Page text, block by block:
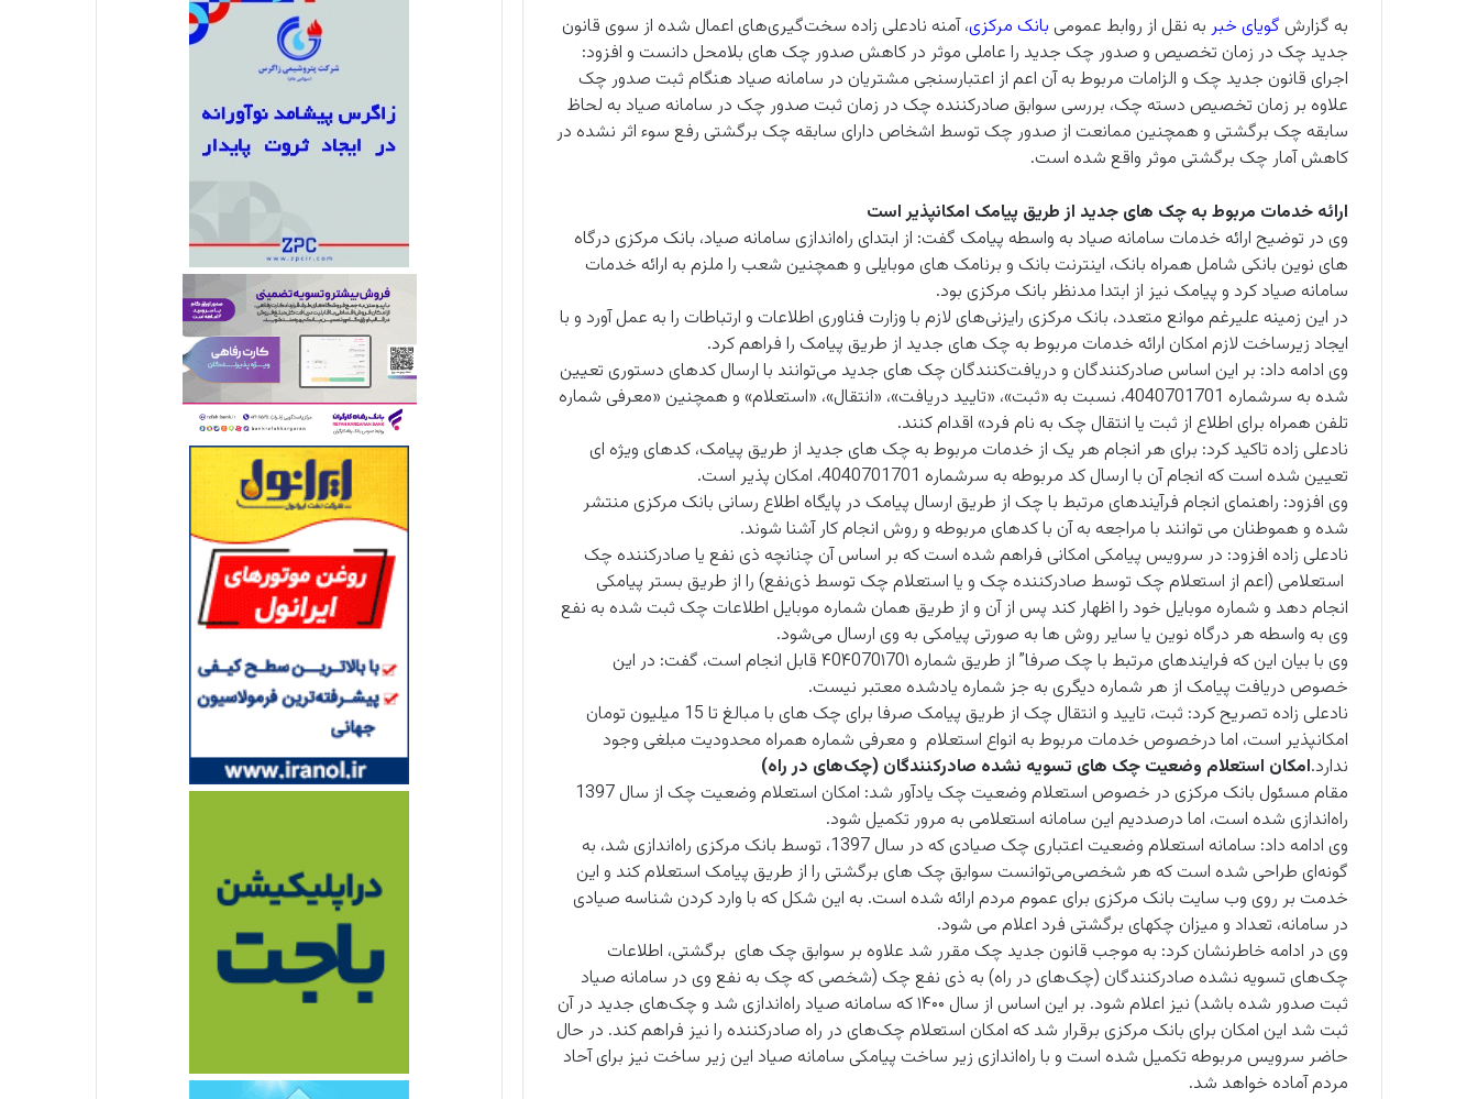
به گزارش گویای خبر به نقل از روابط عمومی بانک مرکزی، آمنه نادعلی زاده سخت‌گیری‌های اعمال شده از سوی قانون
جدید چک در زمان تخصیص و صدور چک جدید را عاملی موثر در کاهش صدور چک های بلامحل دانست و افزود:
اجرای قانون جدید چک و الزامات مربوط به آن اعم از اعتبارسنجی مشتریان در سامانه صیاد هنگام ثبت صدور چک
علاوه بر زمان تخصیص دسته چک، بررسی سوابق صادرکننده چک در زمان ثبت صدور چک در سامانه صیاد به لحاظ
سابقه چک برگشتی و همچنین ممانعت از صدور چک توسط اشخاص دارای سابقه چک برگشتی رفع سوء اثر نشده در
کاهش آمار چک برگشتی موثر واقع شده است.
ارائه خدمات مربوط به چک های جدید از طریق پیامک امکانپذیر است
وی در توضیح ارائه خدمات سامانه صیاد به واسطه پیامک گفت: از ابتدای راه‌اندازی سامانه صیاد، بانک مرکزی درگاه
های نوین بانکی شامل همراه بانک، اینترنت بانک و برنامک های موبایلی و همچنین شعب را ملزم به ارائه خدمات
سامانه صیاد کرد و پیامک نیز از ابتدا مدنظر بانک مرکزی بود.
در این زمینه علیرغم موانع متعدد، بانک مرکزی رایزنی‌های لازم با وزارت فناوری اطلاعات و ارتباطات را به عمل آورد و با
ایجاد زیرساخت لازم امکان ارائه خدمات مربوط به چک های جدید از طریق پیامک را فراهم کرد.
وی ادامه داد: بر این اساس صادرکنندگان و دریافت‌کنندگان چک های جدید می‌توانند با ارسال کدهای دستوری تعیین
شده به سرشماره 4040701701، نسبت به «ثبت»، «تایید دریافت»، «انتقال»‌، «استعلام» و همچنین «معرفی شماره
تلفن همراه برای اطلاع از ثبت یا انتقال چک به نام فرد» اقدام کنند.
نادعلی زاده تاکید کرد: برای هر انجام هر یک از خدمات مربوط به چک های جدید از طریق پیامک، کدهای ویژه ای
تعیین شده است که انجام آن با ارسال کد مربوطه به سرشماره 4040701701، امکان پذیر است.
وی افزود: راهنمای انجام فرآیندهای مرتبط با چک از طریق ارسال پیامک در پایگاه اطلاع رسانی بانک مرکزی منتشر
شده و هموطنان می توانند با مراجعه به آن با کدهای مربوطه و روش انجام کار آشنا شوند.
نادعلی زاده افزود: در سرویس پیامکی امکانی فراهم شده است که بر اساس آن چنانچه ذی نفع یا صادرکننده چک
استعلامی (اعم از استعلام چک توسط صادرکننده چک و یا استعلام چک توسط ذی‌نفع) را از طریق بستر پیامکی
انجام ‌دهد و شماره موبایل خود را اظهار کند پس از آن و از طریق همان شماره موبایل اطلاعات چک ثبت شده به نفع
وی به واسطه هر درگاه نوین یا سایر روش ها به صورتی پیامکی به وی ارسال می‌شود.
وی با بیان این که فرایندهای مرتبط با چک صرفا” از طریق شماره ۴0۴070۱70۱ قابل انجام است، گفت: در این
خصوص دریافت پیامک از هر شماره دیگری به جز شماره یادشده معتبر نیست.
نادعلی زاده تصریح کرد: ثبت، تایید و انتقال چک از طریق پیامک صرفا برای چک های با مبالغ تا 15 میلیون تومان
امکانپذیر است، اما درخصوص خدمات مربوط به انواع استعلام و معرفی شماره همراه محدودیت مبلغی وجود
ندارد.امکان استعلام وضعیت چک های تسویه نشده صادرکنندگان (چک‌های در راه)
مقام مسئول بانک مرکزی در خصوص استعلام وضعیت چک یادآور شد: امکان استعلام وضعیت چک از سال 1397
راه‌اندازی شده است، اما درصددیم این سامانه استعلامی به مرور تکمیل شود.
وی ادامه داد: سامانه استعلام وضعیت اعتباری چک صیادی که در سال 1397، توسط بانک مرکزی راه‌اندازی شد، به
گونه‌ای طراحی شده است که هر شخصی‌می‌توانست سوابق چک های برگشتی را از طریق پیامک استعلام کند و این
خدمت بر روی وب سایت بانک مرکزی برای عموم مردم ارائه شده است. به این شکل که با وارد کردن شناسه صیادی
در سامانه، تعداد و میزان چکهای برگشتی فرد اعلام می شود.
وی در ادامه خاطرنشان کرد: به موجب قانون جدید چک مقرر شد علاوه بر سوابق چک های برگشتی، اطلاعات
چک‌های تسویه نشده صادرکنندگان (چک‌های در راه) به ذی نفع چک (شخصی که چک به نفع وی در سامانه صیاد
ثبت صدور شده باشد) نیز اعلام شود. بر این اساس از سال ۱۴۰۰ که سامانه صیاد راه‌اندازی شد و چک‌های جدید در آن
ثبت شد این امکان برای بانک مرکزی برقرار شد که امکان استعلام چک‌های در راه صادرکننده را نیز فراهم کند. در حال
حاضر سرویس مربوطه تکمیل شده است و با راه‌اندازی زیر ساخت پیامکی سامانه صیاد این زیر ساخت نیز برای آحاد
مردم آماده خواهد شد.